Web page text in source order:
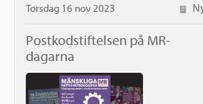
Torsdag 16 nov 2023
Postkodstiftelsen på MR-
dagarna